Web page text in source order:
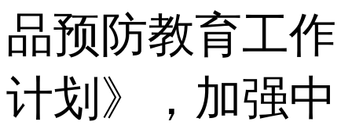
品预防教育工作
计划》，加强中